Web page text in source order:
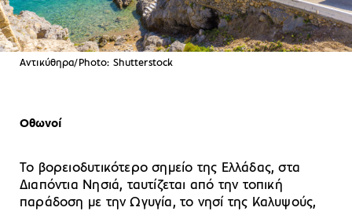
Αντικύθηρα/Photo: Shutterstock
Οθωνοί
Το βορειοδυτικότερο σημείο της Ελλάδας, στα
Διαπόντια Νησιά, ταυτίζεται από την τοπική
παράδοση με την Ωγυγία, το νησί της Καλυψούς,